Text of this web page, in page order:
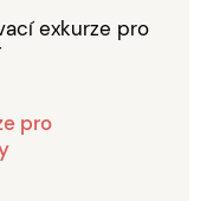
exkurze pro
pro